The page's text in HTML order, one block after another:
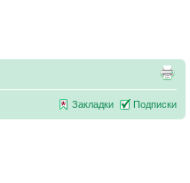
Закладки Подписки